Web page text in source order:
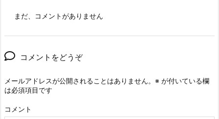
まだ、コメントがありません
コメントをどうぞ
メールアドレスが公開されることはありません。 ※ が付いている欄
は必須項目です
コメント